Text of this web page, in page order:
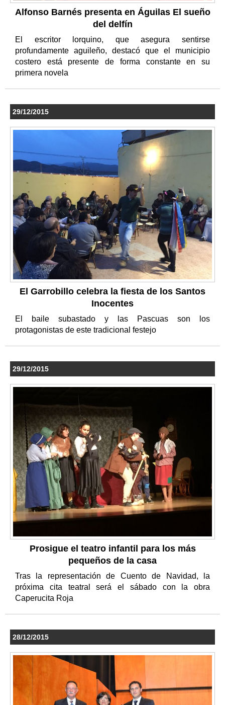
Alfonso Barnés presenta en Águilas El sueño
del delfín
El escritor lorquino, que asegura sentirse
profundamente aguileño, destacó que el municipio
costero está presente de forma constante en su
primera novela
29/12/2015
El Garrobillo celebra la fiesta de los Santos
Inocentes
El baile subastado y las Pascuas son los
protagonistas de este tradicional festejo
29/12/2015
Prosigue el teatro infantil para los más
pequeños de la casa
Tras la representación de Cuento de Navidad, la
próxima cita teatral será el sábado con la obra
Caperucita Roja
28/12/2015